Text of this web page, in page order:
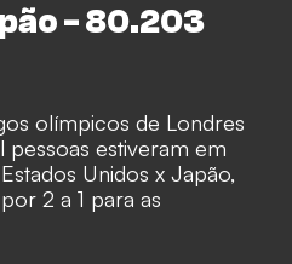
- 80.203
olímpicos de Londres
pessoas estiveram em
Unidos x Japão,
2 a 1 para as